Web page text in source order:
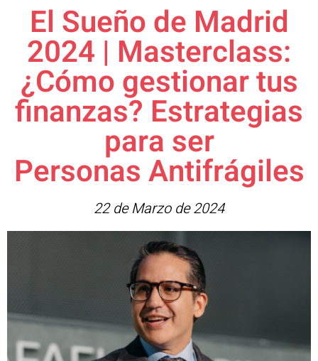
El Sueño de Madrid
2024 | Masterclass:
¿Cómo gestionar tus
finanzas? Estrategias
para ser
Personas Antifrágiles
22 de Marzo de 2024